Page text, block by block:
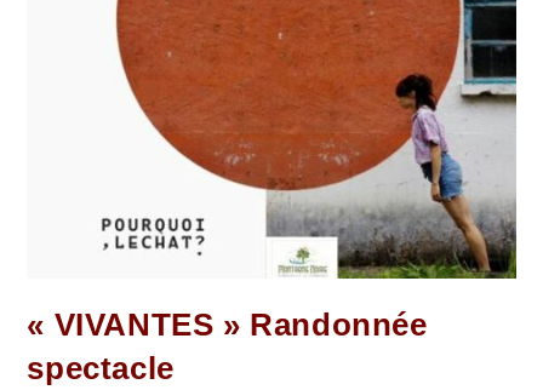
« VIVANTES » Randonnée
spectacle